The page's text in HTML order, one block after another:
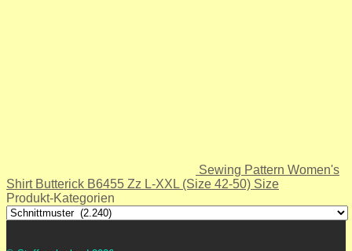
Sewing Pattern Women's
Shirt Butterick B6455 Zz L-XXL (Size 42-50) Size
Produkt-Kategorien